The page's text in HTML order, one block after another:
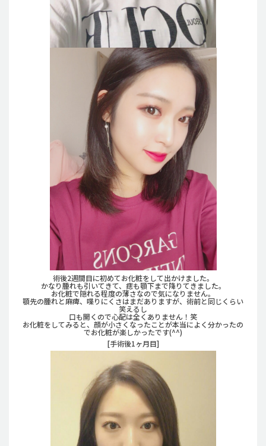
術後2週間目に初めてお化粧をして出かけました。
かなり腫れも引いてきて、痣も顎下まで降りてきました。
お化粧で隠れる程度の薄さなので気になりません。
顎先の腫れと麻痺、喋りにくさはまだありますが、術前と同じくらい
笑えるし
口も開くので心配は全くありません！笑
お化粧をしてみると、顔が小さくなったことが本当によく分かったの
でお化粧が楽しかったです(^^)
[手術後1ヶ月目]